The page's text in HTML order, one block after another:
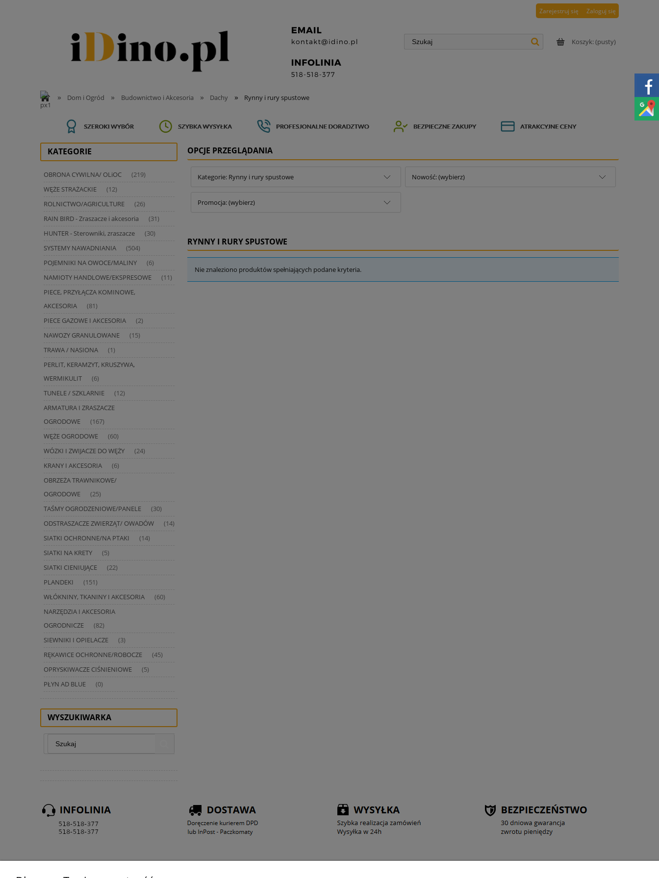
Zarejestruj się Zaloguj się
Koszyk:(pusty)
» Dom i Ogród » Budownictwo i Akcesoria » Dachy » Rynny i rury spustowe
KATEGORIE
OBRONA CYWILNA/ OLiOC (219)
WĘŻE STRAŻACKIE (12)
ROLNICTWO/AGRICULTURE (26)
RAIN BIRD - Zraszacze i akcesoria (31)
HUNTER - Sterowniki, zraszacze (30)
SYSTEMY NAWADNIANIA (504)
POJEMNIKI NA OWOCE/MALINY (6)
NAMIOTY HANDLOWE/EKSPRESOWE (11)
PIECE, PRZYŁĄCZA KOMINOWE,
AKCESORIA
(81)
PIECE GAZOWE I AKCESORIA (2)
NAWOZY GRANULOWANE (15)
TRAWA / NASIONA (1)
PERLIT, KERAMZYT, KRUSZYWA,
WERMIKULIT
(6)
TUNELE / SZKLARNIE (12)
ARMATURA I ZRASZACZE
OGRODOWE
(167)
WĘŻE OGRODOWE (60)
WÓZKI I ZWIJACZE DO WĘŻY (24)
KRANY I AKCESORIA (6)
OBRZEŻA TRAWNIKOWE/
OGRODOWE
(25)
TAŚMY OGRODZENIOWE/PANELE (30)
ODSTRASZACZE ZWIERZĄT/ OWADÓW (14)
SIATKI OCHRONNE/NA PTAKI (14)
SIATKI NA KRETY (5)
SIATKI CIENIUJĄCE (22)
PLANDEKI (151)
WŁÓKNINY, TKANINY I AKCESORIA (60)
NARZĘDZIA I AKCESORIA
OGRODNICZE
(82)
SIEWNIKI I OPIELACZE (3)
RĘKAWICE OCHRONNE/ROBOCZE (45)
OPRYSKIWACZE CIŚNIENIOWE (5)
PŁYN AD BLUE (0)
WYSZUKIWARKA
OPCJE PRZEGLĄDANIA
Kategorie: Rynny i rury spustowe Nowość: (wybierz)
Promocja: (wybierz)
RYNNY I RURY SPUSTOWE
Nie znaleziono produktów spełniających podane kryteria.